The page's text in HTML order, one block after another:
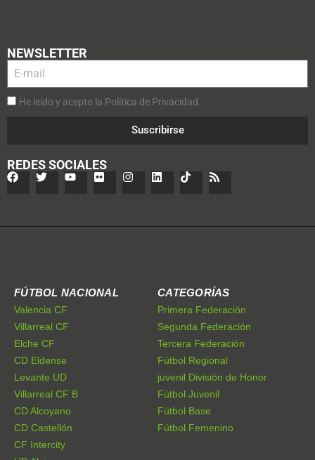
NEWSLETTER
He leído y acepto la Política de Privacidad.
Suscribirse
REDES SOCIALES
FÚTBOL NACIONAL
Valencia CF
Villarreal CF
Elche CF
CD Eldense
Levante UD
Villarreal CF B
CD Alcoyano
CD Castellón
CF Intercity
CATEGORÍAS
Primera Federación
Segunda Federación
Tercera Federación
Fútbol Regional
juvenil División de Honor
Fútbol Juvenil
Fútbol Base
Fútbol Femenino